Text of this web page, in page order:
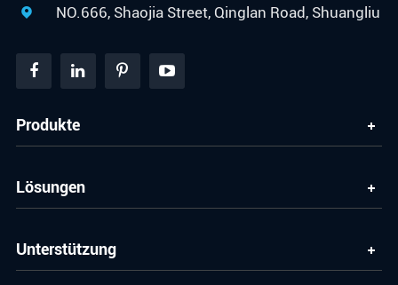
 NO.666, Shaojia Street, Qinglan Road, Shuangliu
Produkte
Lösungen
Unterstützung